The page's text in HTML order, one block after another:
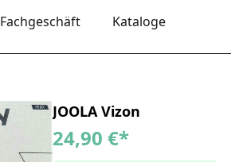
Fachgeschäft Kataloge
JOOLA Vizon
24,90 €*